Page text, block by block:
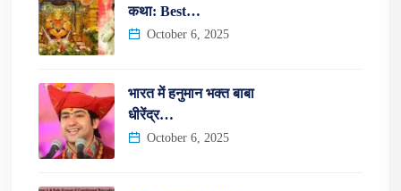
कथा: Best…
October 6, 2025
भारत में हनुमान भक्त बाबा
धीरेंद्र…
October 6, 2025